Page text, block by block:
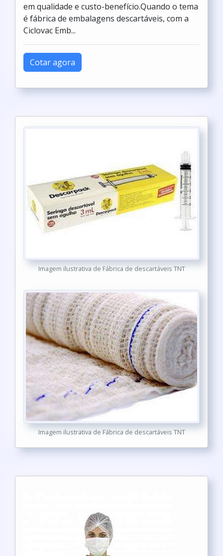
em qualidade e custo-benefício.Quando o tema
é fábrica de embalagens descartáveis, com a
Ciclovac Emb...
Cotar agora
Imagem ilustrativa de Fábrica de descartáveis TNT
Imagem ilustrativa de Fábrica de descartáveis TNT